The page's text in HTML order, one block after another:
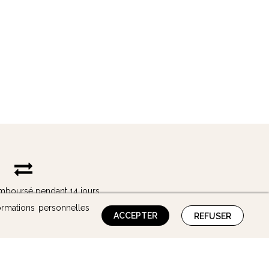
pendant 14 jours
personnelles
ACCEPTER REFUSER